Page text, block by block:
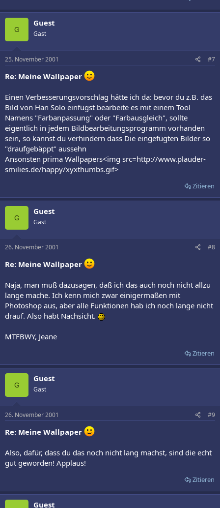
G
Guest
Gast
25. November 2001 #7
Re: Meine Wallpaper
Einen Verbesserungsvorschlag hätte ich da: bevor du z.B. das
Bild von Han Solo einfügst bearbeite es mit einem Tool
Namens "Farbanpassung" oder "Farbausgleich", sollte
eigentlich in jedem Bildbearbeitungsprogramm vorhanden
sein, so kannst du verhindern dass Die eingefügten Bilder so
"draufgebäppt" aussehn
Ansonsten prima Wallpapers<img src=http://www.plauder-
smilies.de/happy/xyxthumbs.gif>
Zitieren
G
Guest
Gast
26. November 2001 #8
Re: Meine Wallpaper
Naja, man muß dazusagen, daß ich das auch noch nicht allzu
lange mache. Ich kenn mich zwar einigermaßen mit
Photoshop aus, aber alle Funktionen hab ich noch lange nicht
drauf. Also habt Nachsicht.
MTFBWY, Jeane
Zitieren
G
Guest
Gast
26. November 2001 #9
Re: Meine Wallpaper
Also, dafür, dass du das noch nicht lang machst, sind die echt
gut geworden! Applaus!
Zitieren
Guest